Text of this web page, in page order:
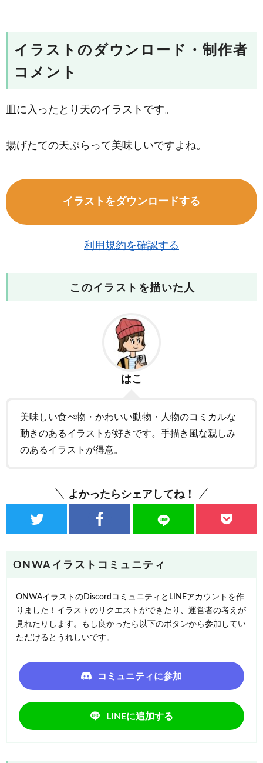
イラストのダウンロード・制作者
コメント
皿に入ったとり天のイラストです。
揚げたての天ぷらって美味しいですよね。
イラストをダウンロードする
利用規約を確認する
このイラストを描いた人
はこ
美味しい食べ物・かわいい動物・人物のコミカルな
動きのあるイラストが好きです。手描き風な親しみ
のあるイラストが得意。
よかったらシェアしてね！
ONWAイラストコミュニティ
ONWAイラストのDiscordコミュニティとLINEアカウントを作
りました！イラストのリクエストができたり、運営者の考えが
見れたりします。もし良かったら以下のボタンから参加してい
ただけるとうれしいです。
コミュニティに参加
LINEに追加する